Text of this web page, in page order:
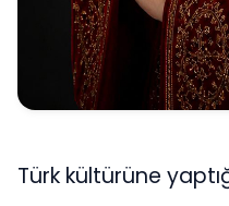
Türk kültürüne